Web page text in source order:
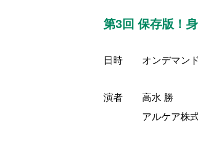
第3回 保存版！
日時 オンデマン
演者 高水 勝
アルケア株式会